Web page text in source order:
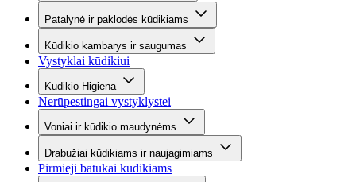
Patalynė ir paklodės kūdikiams
Kūdikio kambarys ir saugumas
Vystyklai kūdikiui
Kūdikio Higiena
Nerūpestingai vystyklystei
Voniai ir kūdikio maudynėms
Drabužiai kūdikiams ir naujagimiams
Pirmieji batukai kūdikiams